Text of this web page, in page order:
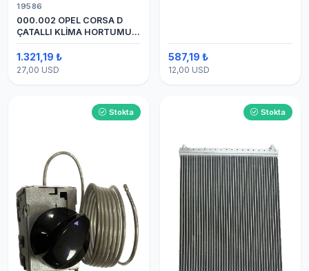
19586
000.002 OPEL CORSA D
ÇATALLI KLİMA HORTUMU
(OEM:1320335)
1.321,19 ₺
27,00 USD
587,19 ₺
12,00 USD
Stokta Stokta